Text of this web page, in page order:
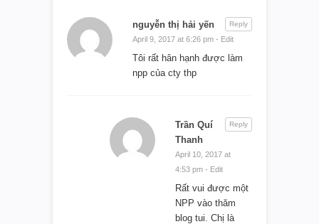
nguyễn thị hải yến
April 9, 2017 at 6:26 pm · Edit
Tôi rất hân hạnh được làm
npp của cty thp
Reply
Trần Quí
Thanh
April 10, 2017 at
4:53 pm · Edit
Rất vui được một
NPP vào thăm
blog tui. Chị là
Reply